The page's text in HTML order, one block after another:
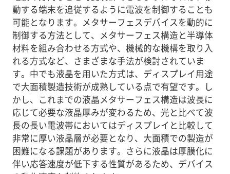
動する端末を追従するように電波を制御することも
可能となります。メタサーフェスデバイスを動的に
制御する方法として、メタサーフェス構造と半導体
材料を組み合わせる方式や、機械的な機構を取り入
れる方式など、さまざまな手法が検討されていま
す。中でも液晶を用いた方式は、ディスプレイ用途
で大面積製造技術が成熟している点で有望です。し
かし、これまでの液晶メタサーフェス構造は波長に
応じて必要な液晶厚みが変わるため、光と比べて波
長の長い電波帯においてはディスプレイと比較して
非常に厚い液晶層が必要となり、大面積での製造が
困難になる課題があります。さらに液晶は厚膜化に
伴い応答速度が低下する性質があるため、デバイス